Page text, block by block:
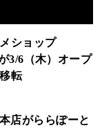
ショップ
3/6（木）オープ
転
店がららぽーと